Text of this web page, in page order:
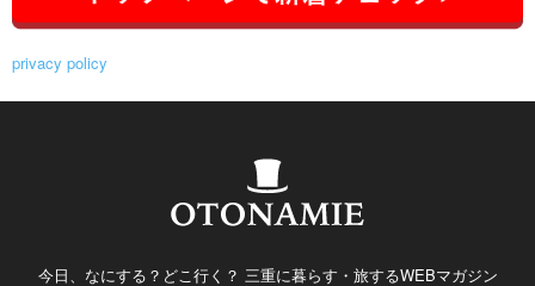
privacy policy
今日、なにする？どこ行く？ 三重に暮らす・旅するWEBマガジン